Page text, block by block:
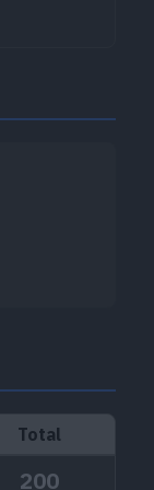
Total
200